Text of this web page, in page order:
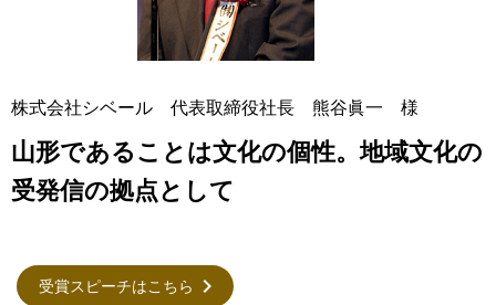
株式会社シベール 代表取締役社長 熊谷眞一 様
山形であることは文化の個性。地域文化の
受発信の拠点として
受賞スピーチはこちら